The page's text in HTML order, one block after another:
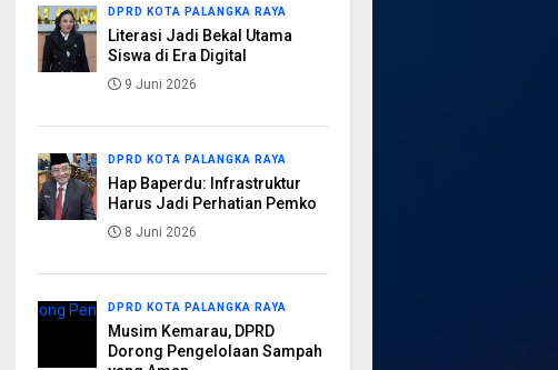
DPRD KOTA PALANGKA RAYA
Literasi Jadi Bekal Utama
Siswa di Era Digital
9 Juni 2026
DPRD KOTA PALANGKA RAYA
Hap Baperdu: Infrastruktur
Harus Jadi Perhatian Pemko
8 Juni 2026
DPRD KOTA PALANGKA RAYA
Musim Kemarau, DPRD
Dorong Pengelolaan Sampah